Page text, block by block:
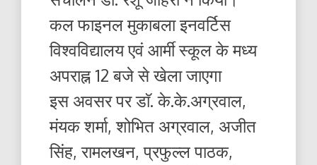
कल फाइनल मुकाबला इनवर्टिस
विश्वविद्यालय एवं आर्मी स्कूल के मध्य
अपराह्न 12 बजे से खेला जाएगा
इस अवसर पर डाॅ. के.के.अग्रवाल,
मंयक शर्मा, शोभित अग्रवाल, अजीत
सिंह, रामलखन, प्रफुल्ल पाठक,